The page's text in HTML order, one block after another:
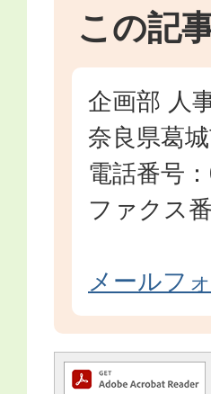
この記
企画部 人
奈良県葛
電話番号
ファクス
メールフ